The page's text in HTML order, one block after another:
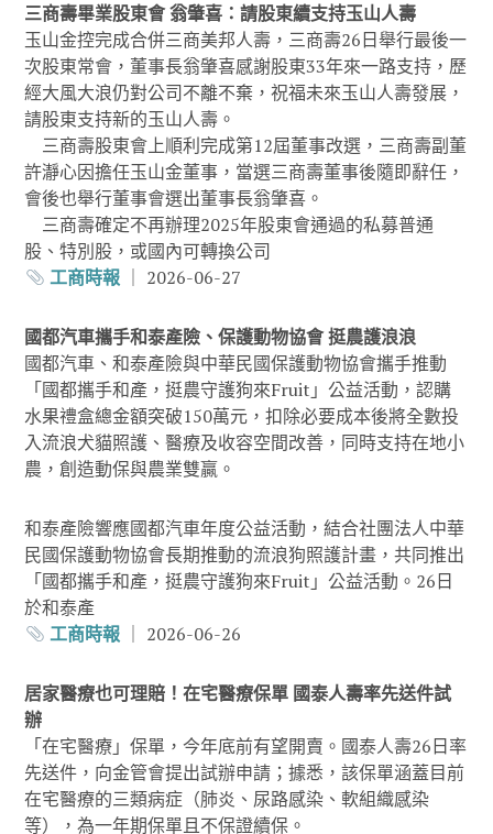
三商壽畢業股東會 翁肇喜：請股東續支持玉山人壽
玉山金控完成合併三商美邦人壽，三商壽26日舉行最後一
次股東常會，董事長翁肇喜感謝股東33年來一路支持，歷
經大風大浪仍對公司不離不棄，祝福未來玉山人壽發展，
請股東支持新的玉山人壽。
三商壽股東會上順利完成第12屆董事改選，三商壽副董
許瀞心因擔任玉山金董事，當選三商壽董事後隨即辭任，
會後也舉行董事會選出董事長翁肇喜。
三商壽確定不再辦理2025年股東會通過的私募普通
股、特別股，或國內可轉換公司
工商時報｜ 2026-06-27
國都汽車攜手和泰產險、保護動物協會 挺農護浪浪
國都汽車、和泰產險與中華民國保護動物協會攜手推動
「國都攜手和產，挺農守護狗來Fruit」公益活動，認購
水果禮盒總金額突破150萬元，扣除必要成本後將全數投
入流浪犬貓照護、醫療及收容空間改善，同時支持在地小
農，創造動保與農業雙贏。
和泰產險響應國都汽車年度公益活動，結合社團法人中華
民國保護動物協會長期推動的流浪狗照護計畫，共同推出
「國都攜手和產，挺農守護狗來Fruit」公益活動。26日
於和泰產
工商時報｜ 2026-06-26
居家醫療也可理賠！在宅醫療保單 國泰人壽率先送件試
辦
「在宅醫療」保單，今年底前有望開賣。國泰人壽26日率
先送件，向金管會提出試辦申請；據悉，該保單涵蓋目前
在宅醫療的三類病症（肺炎、尿路感染、軟組織感染
等），為一年期保單且不保證續保。